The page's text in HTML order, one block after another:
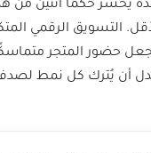
يخسر حكمًا اثنين من
التسويق الرقمي
حضور المتجر
بدل أن يُترك كل نمط